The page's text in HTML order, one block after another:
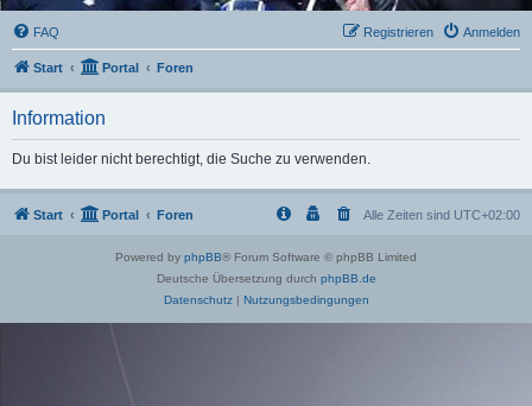
FAQ Anmelden
Registrieren
Start Portal Foren
Information
Du bist leider nicht berechtigt, die Suche zu verwenden.
Start Portal Foren Alle Zeiten sind UTC+02:00
Powered by phpBB® Forum Software © phpBB Limited
Deutsche Übersetzung durch phpBB.de
Datenschutz| Nutzungsbedingungen